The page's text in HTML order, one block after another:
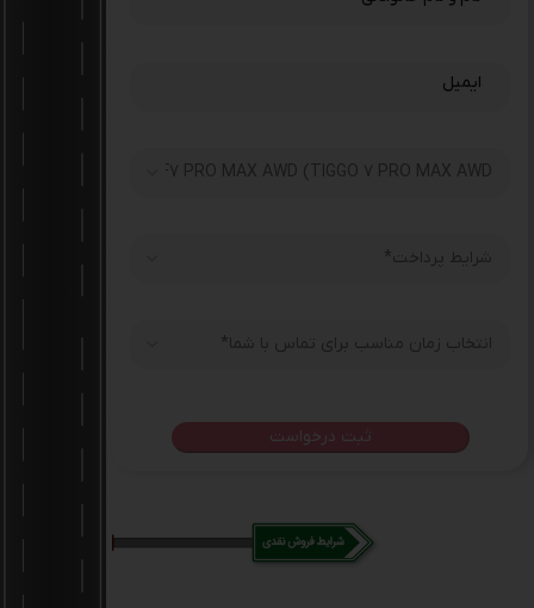
ایمیل
payment_type
انتخاب زمان مناسب برای تماس با شما*